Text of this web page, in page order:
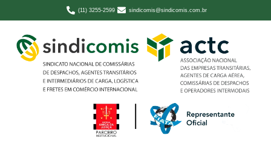
(11) 3255-2599 sindicomis@sindicomis.com.br